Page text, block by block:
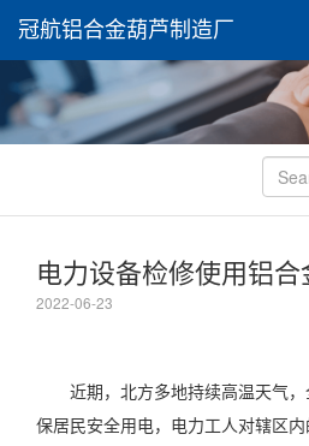
冠航铝合金葫芦制造厂
电力设备检修使用铝
2022-06-23
近期，北方多地持续高温天气
保居民安全用电，电力工人对辖区